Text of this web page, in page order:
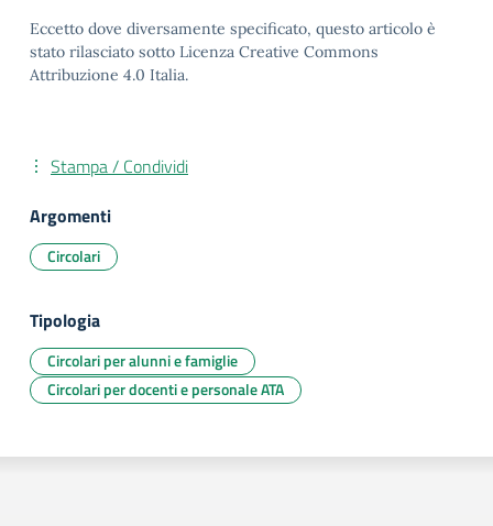
Eccetto dove diversamente specificato, questo articolo è
stato rilasciato sotto Licenza Creative Commons
Attribuzione 4.0 Italia.
Stampa / Condividi
Argomenti
Circolari
Tipologia
Circolari per alunni e famiglie
Circolari per docenti e personale ATA